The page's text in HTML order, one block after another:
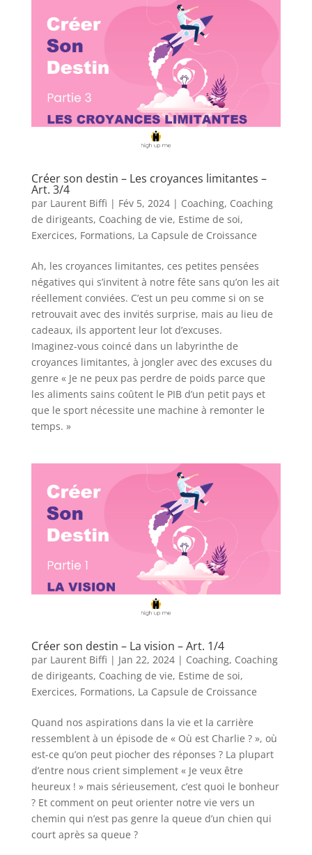
Créer son destin – Les croyances limitantes –
Art. 3/4
par Laurent Biffi | Fév 5, 2024| Coaching, Coaching
de dirigeants, Coaching de vie, Estime de soi,
Exercices, Formations, La Capsule de Croissance
Ah, les croyances limitantes, ces petites pensées
négatives qui s’invitent à notre fête sans qu’on les ait
réellement conviées. C’est un peu comme si on se
retrouvait avec des invités surprise, mais au lieu de
cadeaux, ils apportent leur lot d’excuses.
Imaginez-vous coincé dans un labyrinthe de
croyances limitantes, à jongler avec des excuses du
genre « Je ne peux pas perdre de poids parce que
les aliments sains coûtent le PIB d’un petit pays et
que le sport nécessite une machine à remonter le
temps. »
Créer son destin – La vision – Art. 1/4
par Laurent Biffi | Jan 22, 2024| Coaching, Coaching
de dirigeants, Coaching de vie, Estime de soi,
Exercices, Formations, La Capsule de Croissance
Quand nos aspirations dans la vie et la carrière
ressemblent à un épisode de « Où est Charlie ? », où
est-ce qu’on peut piocher des réponses ? La plupart
d’entre nous crient simplement « Je veux être
heureux ! » mais sérieusement, c’est quoi le bonheur
? Et comment on peut orienter notre vie vers un
chemin qui n’est pas genre la queue d’un chien qui
court après sa queue ?